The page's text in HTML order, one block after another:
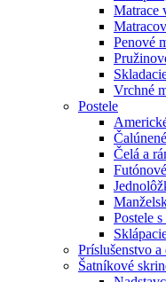
Matrace
Penové
Vrchné
Postele
Čelá a
Postele
Príslušenstvo
Šatníkové